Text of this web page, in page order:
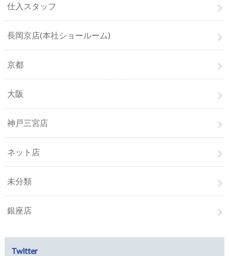
仕入スタッフ
長岡京店(本社ショールーム)
京都
大阪
神戸三宮店
ネット店
未分類
銀座店
Twitter